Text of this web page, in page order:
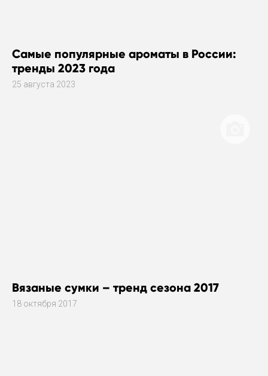
Самые популярные ароматы в России:
тренды 2023 года
25 августа 2023
Вязаные сумки – тренд сезона 2017
18 октября 2017